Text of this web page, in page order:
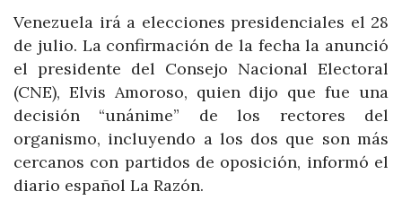
Venezuela irá a elecciones presidenciales el 28
de julio. La confirmación de la fecha la anunció
el presidente del Consejo Nacional Electoral
(CNE), Elvis Amoroso, quien dijo que fue una
decisión “unánime” de los rectores del
organismo, incluyendo a los dos que son más
cercanos con partidos de oposición, informó el
diario español La Razón.